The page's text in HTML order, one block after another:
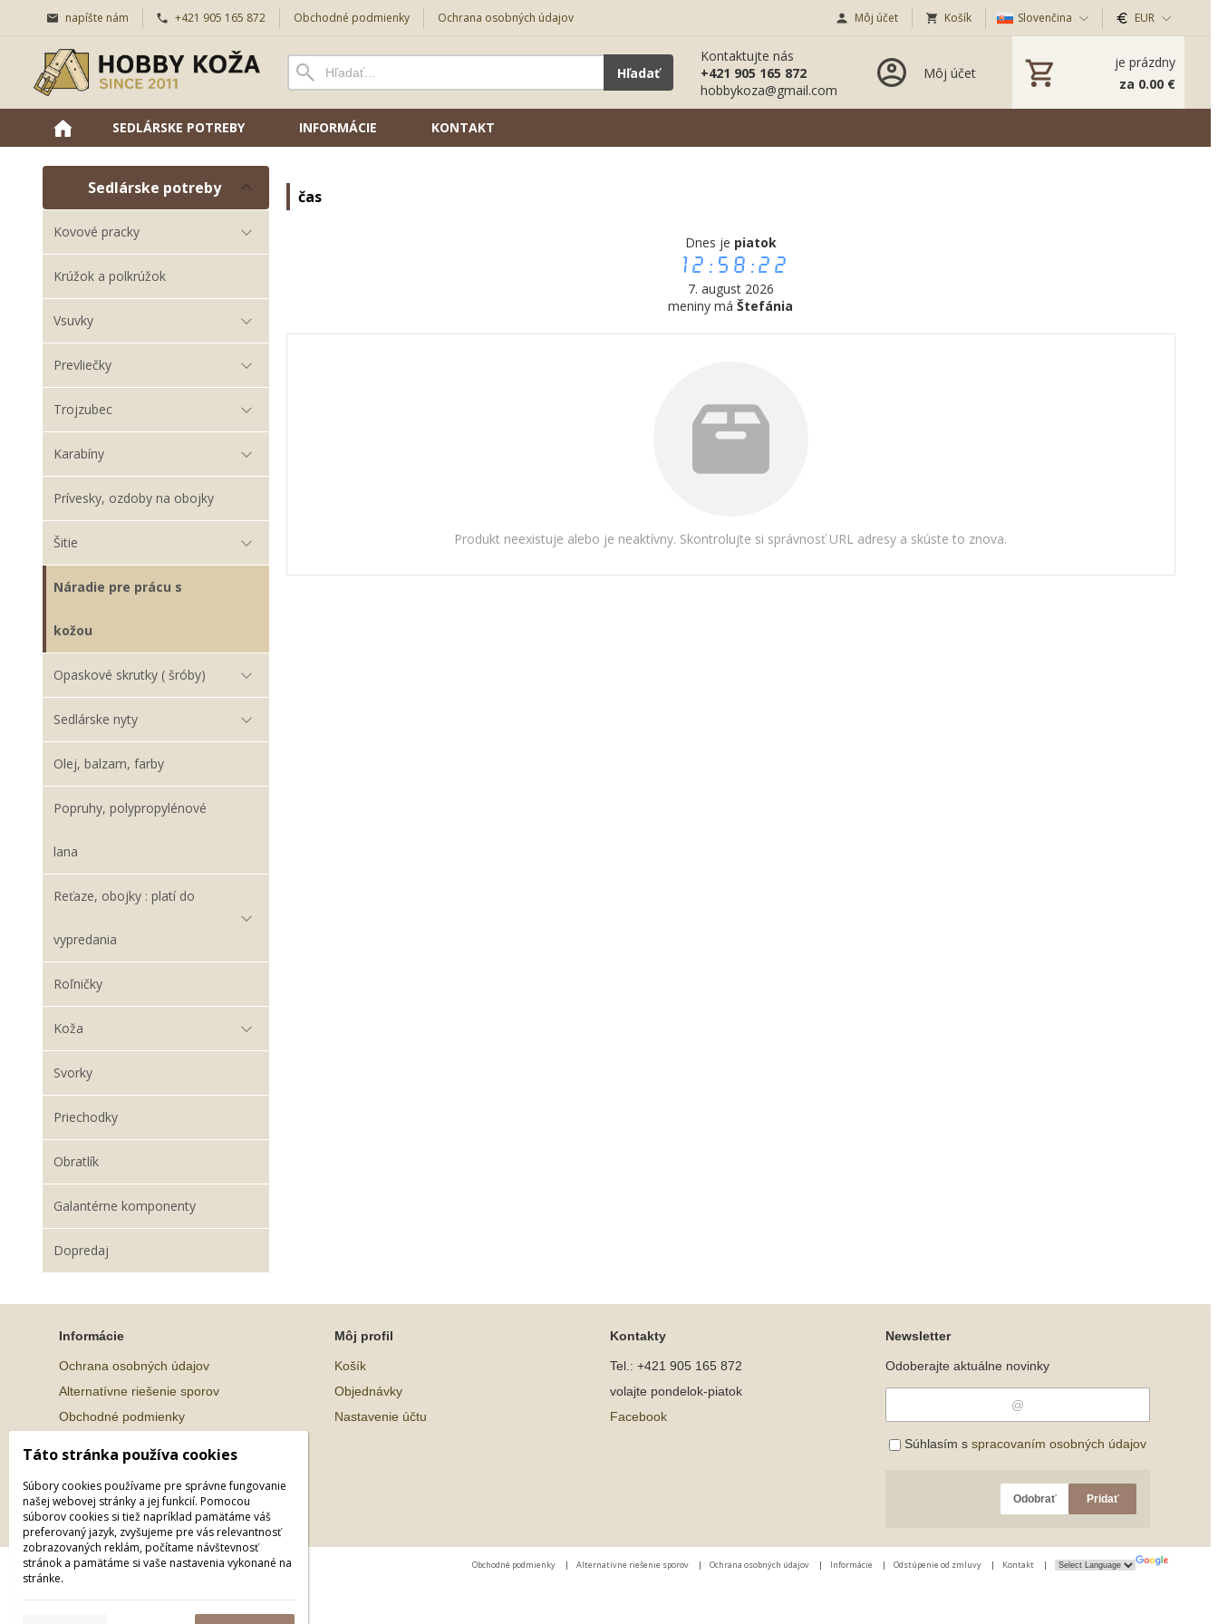
napíšte nám +421 905 165 872 Obchodné podmienky Ochrana osobných údajov Môj účet Košík Slovenčina EUR
Hľadať
Kontaktujte nás
+421 905 165 872
hobbykoza@gmail.com
Môj účet
je prázdny
za 0.00 €
SEDLÁRSKE POTREBY INFORMÁCIE KONTAKT
Sedlárske potreby
Kovové pracky
Krúžok a polkrúžok
Vsuvky
Prevliečky
Trojzubec
Karabíny
Prívesky, ozdoby na obojky
Šitie
Náradie pre prácu s
kožou
Opaskové skrutky ( šróby)
Sedlárske nyty
Olej, balzam, farby
Popruhy, polypropylénové
lana
Reťaze, obojky : platí do
vypredania
Roľničky
Koža
Svorky
Priechodky
Obratlík
Galantérne komponenty
Dopredaj
čas
Dnes je piatok
12:58:23
7. august 2026
meniny máŠtefánia
Produkt neexistuje alebo je neaktívny. Skontrolujte si správnosť URL adresy a skúste to znova.
Informácie
Ochrana osobných údajov
Alternatívne riešenie sporov
Obchodné podmienky
Môj profil
Košík
Objednávky
Nastavenie účtu
Kontakty
Tel.: +421 905 165 872
volajte pondelok-piatok
Facebook
Newsletter
Odoberajte aktuálne novinky
Súhlasím s spracovaním osobných údajov
Odobrať Pridať
© 2026 WEXBO |www.wexbo.com|Prihlásiť Obchodné podmienky | Alternatívne riešenie sporov | Ochrana osobných údajov | Informácie | Odstúpenie od zmluvy | Kontakt |
Táto stránka používa cookies
Súbory cookies používame pre správne fungovanie
našej webovej stránky a jej funkcií. Pomocou
súborov cookies si tiež napríklad pamätáme váš
preferovaný jazyk, zvyšujeme pre vás relevantnosť
zobrazovaných reklám, počítame návštevnosť
stránok a pamätáme si vaše nastavenia vykonané na
stránke.